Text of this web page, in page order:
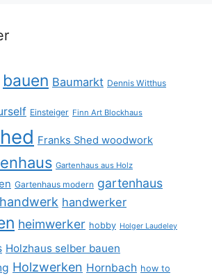
bauen Baumarkt Dennis Witthus
Einsteiger Finn Art Blockhaus
Franks Shed woodwork
Gartenhaus aus Holz
Gartenhaus modern gartenhaus
handwerk handwerker
heimwerker hobby Holger Laudeley
Holzhaus selber bauen
Holzwerken Hornbach how to